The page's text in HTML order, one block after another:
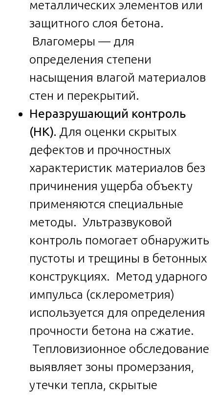
металлических элементов или
защитного слоя бетона.
Влагомеры — для
определения степени
насыщения влагой материалов
стен и перекрытий.
Неразрушающий контроль
(НК). Для оценки скрытых
дефектов и прочностных
характеристик материалов без
причинения ущерба объекту
применяются специальные
методы. Ультразвуковой
контроль помогает обнаружить
пустоты и трещины в бетонных
конструкциях. Метод ударного
импульса (склерометрия)
используется для определения
прочности бетона на сжатие.
Тепловизионное обследование
выявляет зоны промерзания,
утечки тепла, скрытые